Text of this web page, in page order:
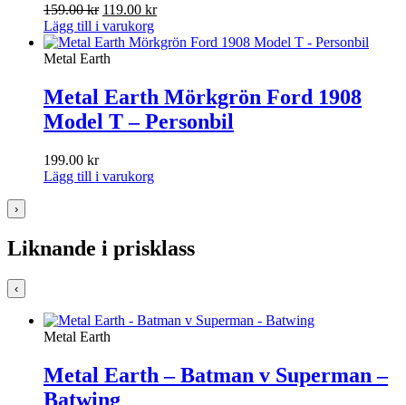
159.00kr Det
ursprungliga
priset
var:
119.00 krDet
priset
Lägg till i varukorg
Metal Earth
Metal Earth Mörkgrön Ford 1908
Model T – Personbil
199.00 kr
Lägg till i varukorg
›
Liknande i prisklass
‹
Metal Earth
Metal Earth – Batman v Superman –
Batwing